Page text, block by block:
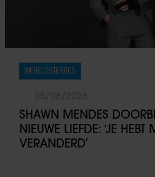
WERELDSTERREN
SHAWN MENDES
NIEUWE LIEFDE: ‘JE
VERANDERD’